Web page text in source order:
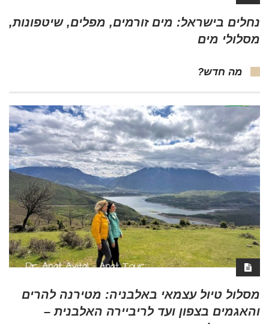
נחלים בישראל: מים זורמים, מפלים, שיטפונות,
מסלולי מים
מה חדש?
מסלול טיול עצמאי באלבניה: מטירנה להרים
והאגמים בצפון ועד לריביירה האלבנית –